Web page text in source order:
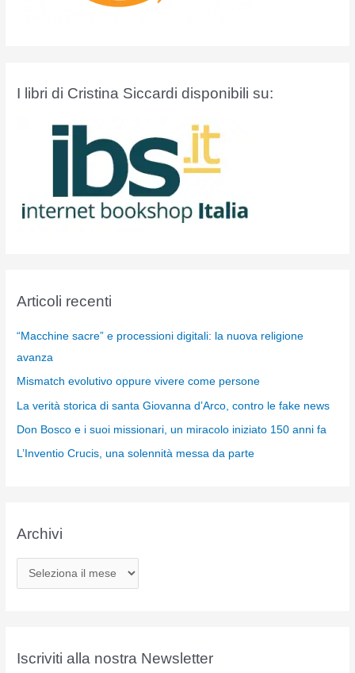
I libri di Cristina Siccardi disponibili su:
Articoli recenti
“Macchine sacre” e processioni digitali: la nuova religione
avanza
Mismatch evolutivo oppure vivere come persone
La verità storica di santa Giovanna d’Arco, contro le fake news
Don Bosco e i suoi missionari, un miracolo iniziato 150 anni fa
L’Inventio Crucis, una solennità messa da parte
Archivi
r
iIscriviti alla nostra Newsletter